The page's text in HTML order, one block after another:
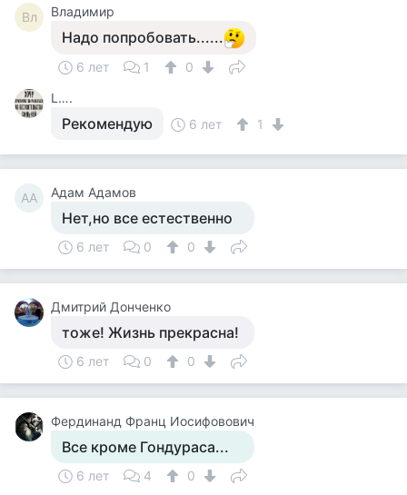
Вл Владимир
Надо попробовать......
6 лет 1
0
L….
Рекомендую 6 лет 1
АА Адам Адамов
Нет,но все естественно
6 лет 0 0
Дмитрий Донченко
тоже! Жизнь прекрасна!
6 лет 0 0
Фердинанд Франц Иосифовович
Все кроме Гондураса...
6 лет 4
0